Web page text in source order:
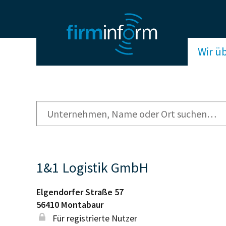
Wir
1&1 Logistik GmbH
Elgendorfer Straße 57
56410 Montabaur
Für registrierte Nutzer